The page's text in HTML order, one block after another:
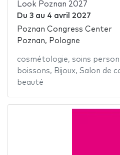
Look Poznan 2027
Du 3au 4 avril 2027
Poznan Congress Center
Poznan, Pologne
cosmétologie, soins
boissons, Bijoux, Salon de
beauté